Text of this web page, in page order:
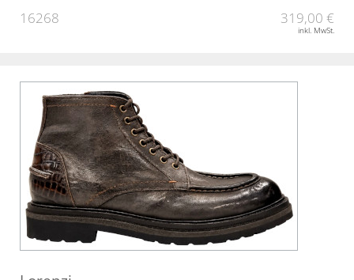
16268 319,00 €
inkl. MwSt.